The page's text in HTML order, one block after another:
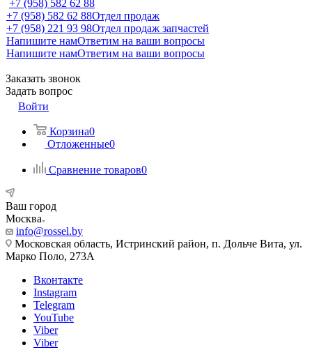
+7 (958) 582 62 88
+7 (958) 582 62 88Отдел продаж
+7 (958) 221 93 98Отдел продаж запчастей
Напишите намОтветим на ваши вопросы
Напишите намОтветим на ваши вопросы
Заказать звонок
Задать вопрос
Войти
Корзина0
Отложенные0
Сравнение товаров0
Ваш город
Москва
info@rossel.by
Московская область, Истринский район, п. Дольче Вита, ул.
Марко Поло, 273А
Вконтакте
Instagram
Telegram
YouTube
Viber
Viber